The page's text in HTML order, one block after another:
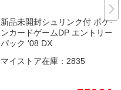
新品未開封シュリンク付 ポケモ
ンカードゲームDP エントリー
パック '08 DX
マイストア在庫： 2835